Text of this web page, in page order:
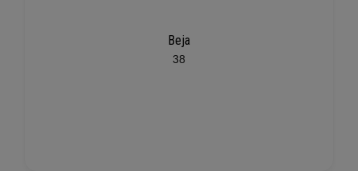
Beja
38